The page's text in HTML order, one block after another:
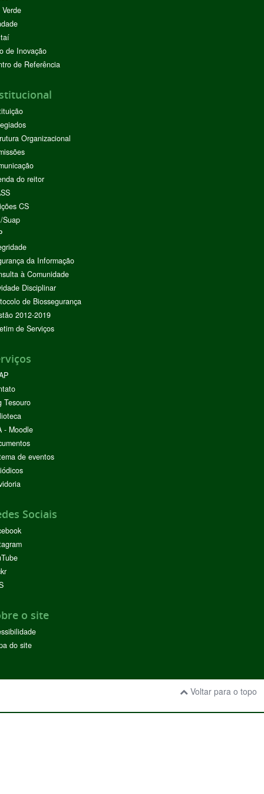
de Inovação
de Referência
Organizacional
do reitor
CS
Suap
da Informação
à Comunidade
Disciplinar
de Biossegurança
2012-2019
de Serviços
Tesouro
- Moodle
de eventos
Sociais
o site
do site
Voltar para o topo